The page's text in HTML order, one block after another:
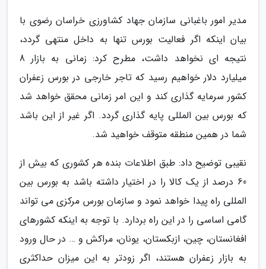
مدیر امور باغبانی سازمان جهاد کشاورزی خراسان رضوی با
بیان اینکه اگر فعالیت بورس تنها به داخل منتهی گردد،
نتیجه ای نخواهد داشت، مطرح کرد: زمانی به بازار 8
میلیارد دلار خواهیم رسید که تاجر خارجی در بورس زعفران
کشور سرمایه گذاری کند و این امر زمانی محقق خواهد شد
که بورس بین المللی پایه گذاری گردد. اگر غیر از این باشد
شما در همین منطقه متوقف خواهید شد.
نقیبی توضیح داد: طبق اطلاعات بنده هر کشوری که بیش از
60 درصد از یک کالا را در اختیار داشته باشد به بورس بین
المللی راه پیدا خواهد نمود و سازمان بورس مرکزی می تواند
گامی اساسی را در این راه بردارد. با توجه به اینکه کشورهای
افغانستان، چین، ازبکستان، یونان، مراکش و … در حال ورود
به بازار زعفران هستند، اگر زودتر به این میزان حداکثری